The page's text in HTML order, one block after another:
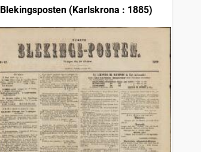
Blekingsposten (Karlskrona : 1885)